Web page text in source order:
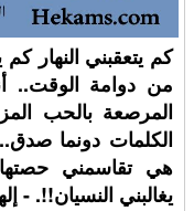
كم يتعقبني النهار
من دوامة الوقت..
المرصعة بالحب
الكلمات دونما
هي تقاسمني
يغالبني النسيان!!. -